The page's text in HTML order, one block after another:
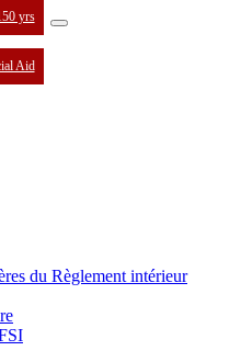
yrs
Aid
du Règlement intérieur